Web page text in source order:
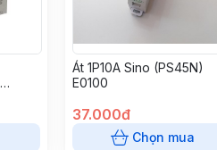
Át 1P10A Sino (PS45N)
E0100
37.000đ
Chọn mua